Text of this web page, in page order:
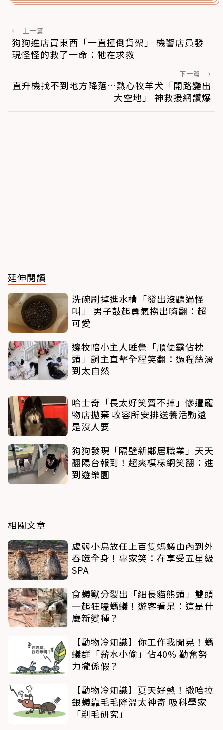
← 上一篇
狗狗進店買東西「一直撞倒貨架」 機警店員發
現怪怪的救了一命：牠在求救
下一篇 →
直升機找不到地方降落…熱心牧羊犬「開路變出
大空地」 神救援網讚爆
延伸閱讀
洗碗刷掉進水槽「發出沒聽過怪
叫」 男子鼓起勇氣撈出嗨翻：超
可愛
邊牧陪小主人睡覺「順便霸佔枕
頭」飼主直擊全程笑翻：過程絲滑
到太自然
哈士奇「長太好笑賣不掉」慘遭寵
物店拋棄 收容所安排送養活動還
是沒人要
狗狗發現「隔壁新鄰居職業」天天
翻陽台報到！超爽模樣網笑翻：進
到遊樂園
相關文章
虛弱小鳥放任上百隻螞蟻由內到外
吞噬全身！專家笑：在享受五星級
SPA
食蟻獸分裂出「細長貓熊頭」雙頭
一起狂嗑螞蟻！遊客看呆：這是什
麼新變種？
【動物冷知識】你工作我閒晃！螞
蟻群「薪水小偷」佔40% 勤奮努
力攏係假？
【動物冷知識】夏天好熱！撒哈拉
銀蟻靠毛毛降溫太神奇 吸科學家
「剃毛研究」